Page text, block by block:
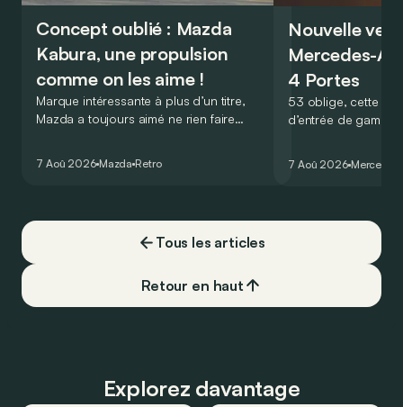
Concept oublié : Mazda
Kabura, une propulsion
comme on les aime !
Marque intéressante à plus d’un titre,
Mazda a toujours aimé ne rien faire
de la plus belle des manières…
7 Aoû 2026 Mazda Retro
Nouvelle
Mercedes-
4 Portes
53 oblige, cette
d’entrée de
moins…
7 Aoû 2026 Mercedes
Tous les articles
Retour en haut
Explorez davantage